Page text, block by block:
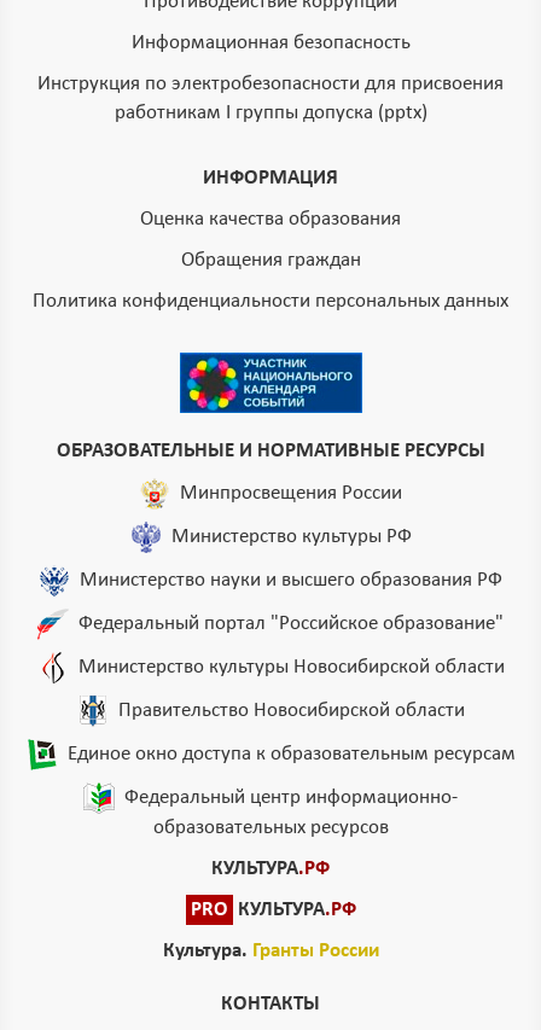
Информационная безопасность
Инструкция по электробезопасности для присвоения
работникам I группы допуска (pptx)
ИНФОРМАЦИЯ
Оценка качества образования
Обращения граждан
Политика конфиденциальности персональных данных
ОБРАЗОВАТЕЛЬНЫЕ И НОРМАТИВНЫЕ РЕСУРСЫ
Минпросвещения России
Министерство культуры РФ
Министерство науки и высшего образования РФ
Федеральный портал "Российское образование"
Министерство культуры Новосибирской области
Правительство Новосибирской области
Единое окно доступа к образовательным ресурсам
Федеральный центр информационно-
образовательных ресурсов
КУЛЬТУРА.РФ
PRO
КУЛЬТУРА.РФ
Культура. Гранты России
КОНТАКТЫ